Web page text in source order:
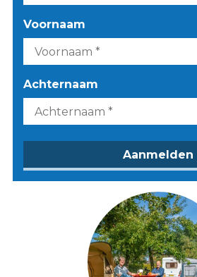
Voornaam
Achternaam